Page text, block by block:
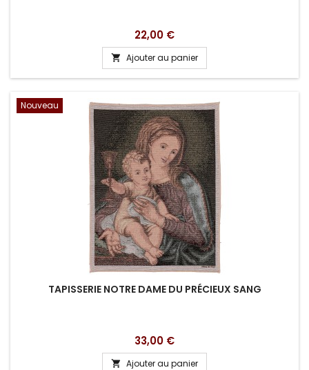
Prix
22,00 €
 Ajouter au panier
Nouveau
TAPISSERIE NOTRE DAME DU PRÉCIEUX SANG
Prix
33,00 €
 Ajouter au panier